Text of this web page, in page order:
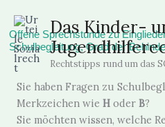
Zum
Inhalt
springen
Das Kinder-
Rechtstipps rund um das
Offene Sprechstunde zu
Schulbegleitung, Grad der
Sie haben Fragen zu
Merkzeichen wie H oder B?
Sie möchten wissen, welche